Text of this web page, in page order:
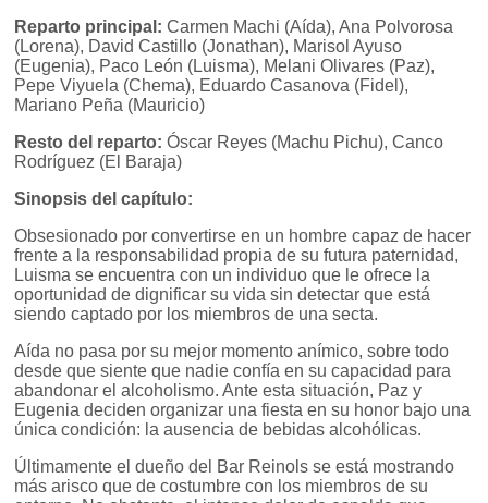
Reparto principal: Carmen Machi (Aída), Ana Polvorosa
(Lorena), David Castillo (Jonathan), Marisol Ayuso
(Eugenia), Paco León (Luisma), Melani Olivares (Paz),
Pepe Viyuela (Chema), Eduardo Casanova (Fidel),
Mariano Peña (Mauricio)
Resto del reparto: Óscar Reyes (Machu Pichu), Canco
Rodríguez (El Baraja)
Sinopsis del capítulo:
Obsesionado por convertirse en un hombre capaz de hacer
frente a la responsabilidad propia de su futura paternidad,
Luisma se encuentra con un individuo que le ofrece la
oportunidad de dignificar su vida sin detectar que está
siendo captado por los miembros de una secta.
Aída no pasa por su mejor momento anímico, sobre todo
desde que siente que nadie confía en su capacidad para
abandonar el alcoholismo. Ante esta situación, Paz y
Eugenia deciden organizar una fiesta en su honor bajo una
única condición: la ausencia de bebidas alcohólicas.
Últimamente el dueño del Bar Reinols se está mostrando
más arisco que de costumbre con los miembros de su